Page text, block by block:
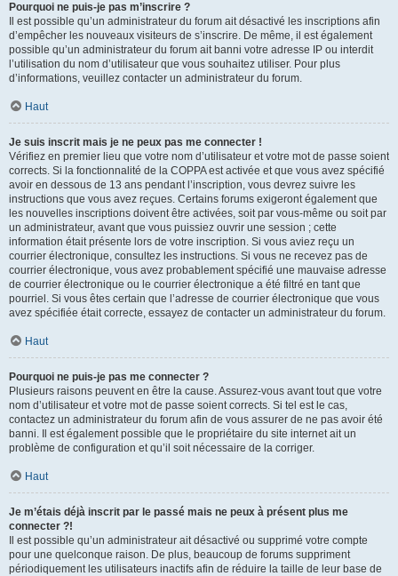
Pourquoi ne puis-je pas m’inscrire ?
Il est possible qu’un administrateur du forum ait désactivé les inscriptions afin
d’empêcher les nouveaux visiteurs de s’inscrire. De même, il est également
possible qu’un administrateur du forum ait banni votre adresse IP ou interdit
l’utilisation du nom d’utilisateur que vous souhaitez utiliser. Pour plus
d’informations, veuillez contacter un administrateur du forum.
Haut
Je suis inscrit mais je ne peux pas me connecter !
Vérifiez en premier lieu que votre nom d’utilisateur et votre mot de passe soient
corrects. Si la fonctionnalité de la COPPA est activée et que vous avez spécifié
avoir en dessous de 13 ans pendant l’inscription, vous devrez suivre les
instructions que vous avez reçues. Certains forums exigeront également que
les nouvelles inscriptions doivent être activées, soit par vous-même ou soit par
un administrateur, avant que vous puissiez ouvrir une session ; cette
information était présente lors de votre inscription. Si vous aviez reçu un
courrier électronique, consultez les instructions. Si vous ne recevez pas de
courrier électronique, vous avez probablement spécifié une mauvaise adresse
de courrier électronique ou le courrier électronique a été filtré en tant que
pourriel. Si vous êtes certain que l’adresse de courrier électronique que vous
avez spécifiée était correcte, essayez de contacter un administrateur du forum.
Haut
Pourquoi ne puis-je pas me connecter ?
Plusieurs raisons peuvent en être la cause. Assurez-vous avant tout que votre
nom d’utilisateur et votre mot de passe soient corrects. Si tel est le cas,
contactez un administrateur du forum afin de vous assurer de ne pas avoir été
banni. Il est également possible que le propriétaire du site internet ait un
problème de configuration et qu’il soit nécessaire de la corriger.
Haut
Je m’étais déjà inscrit par le passé mais ne peux à présent plus me
connecter ?!
Il est possible qu’un administrateur ait désactivé ou supprimé votre compte
pour une quelconque raison. De plus, beaucoup de forums suppriment
périodiquement les utilisateurs inactifs afin de réduire la taille de leur base de